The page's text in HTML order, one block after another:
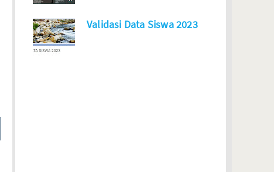
Validasi Data Siswa 2023